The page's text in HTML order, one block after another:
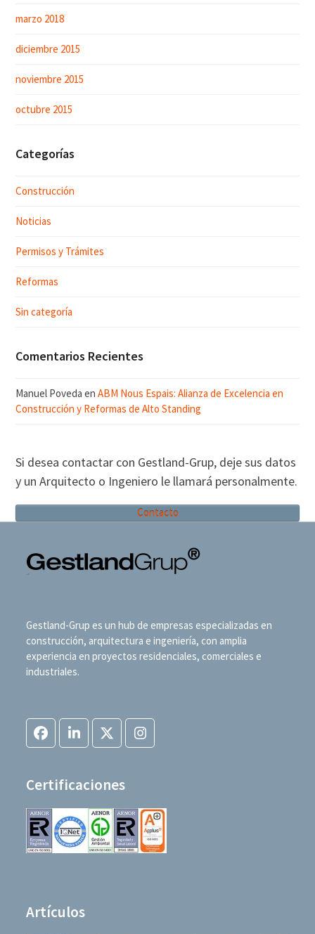
marzo 2018
diciembre 2015
noviembre 2015
octubre 2015
Categorías
Construcción
Noticias
Permisos y Trámites
Reformas
Sin categoría
Comentarios Recientes
Manuel Poveda enABM Nous Espais: Alianza de Excelencia en
Construcción y Reformas de Alto Standing
Si desea contactar con Gestland-Grup, deje sus datos
y un Arquitecto o Ingeniero le llamará personalmente.
Contacto
Gestland-Grup es un hub de empresas especializadas en
construcción, arquitectura e ingeniería, con amplia
experiencia en proyectos residenciales, comerciales e
industriales.
FacebookLinkedInTwitter
(deprecated)
Instagram
Certificaciones
Artículos